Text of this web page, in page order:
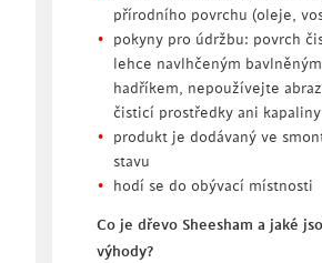
přírodního povrchu (oleje,
pokyny pro údržbu: povrch
lehce navlhčeným bavlněným
hadříkem, nepoužívejte
čisticí prostředky ani kapaliny
produkt je dodávaný ve
stavu
hodí se do obývací místnosti
Co je dřevo Sheesham a jaké
výhody?